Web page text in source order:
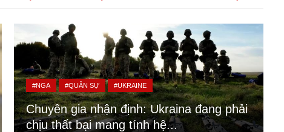
Phân tích thị trường Nga 2026
#NGA #QUÂN SỰ #UKRAINE
Chuyên gia nhận định: Ukraina đang phải
chịu thất bại mang tính hệ...